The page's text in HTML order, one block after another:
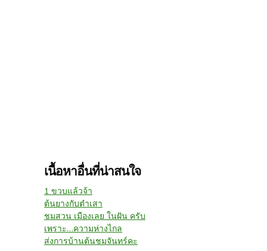
เนื้อหาอื่นที่น่าสนใจ
1 ขวบแล้วจ้า
ต้นยางกับตำเสา
ชมสวน เมืองเลย ในฝัน ครับ
เพราะ...ความห่างไกล
ส่งการบ้านต้นชมจันทร์คะ